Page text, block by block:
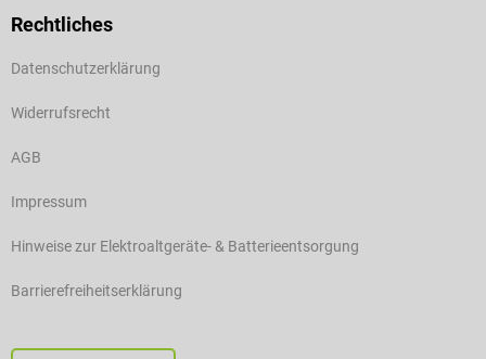
Rechtliches
Datenschutzerklärung
Widerrufsrecht
AGB
Impressum
Hinweise zur Elektroaltgeräte- & Batterieentsorgung
Barrierefreiheitserklärung